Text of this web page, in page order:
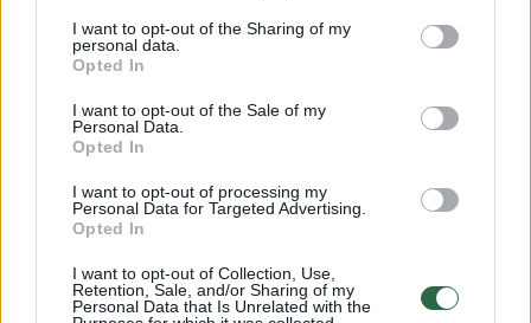
I want to opt-out of the Sharing of my
personal data.
Opted In
I want to opt-out of the Sale of my
Personal Data.
Opted In
I want to opt-out of processing my
Personal Data for Targeted Advertising.
Opted In
I want to opt-out of Collection, Use,
Retention, Sale, and/or Sharing of my
Personal Data that Is Unrelated with the
Savaitės vidurys nusimato karštas: temperatūra kils iki
Žinios | Orai
00:00:59
Nufilmavo, kaip patvino Vilniaus Vakarinis aplinkkelis:
vaizdas pribloškia
Žinios | Lietuvos diena